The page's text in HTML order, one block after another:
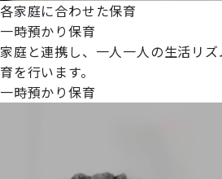
各家庭に合わせた保育
一時預かり保育
家庭と連携し、一人一人の生活リ
育を行います。
一時預かり保育